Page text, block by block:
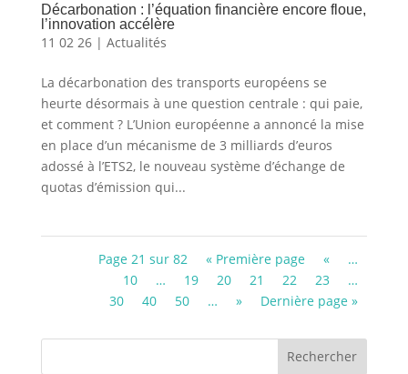
Décarbonation : l’équation financière encore floue,
l’innovation accélère
11 02 26| Actualités
La décarbonation des transports européens se
heurte désormais à une question centrale : qui paie,
et comment ? L’Union européenne a annoncé la mise
en place d’un mécanisme de 3 milliards d’euros
adossé à l’ETS2, le nouveau système d’échange de
quotas d’émission qui...
Page 21 sur 82 « Première page «
…
10
… 19 20 21 22 23
…
30
40 50 … » Dernière page »
Rechercher